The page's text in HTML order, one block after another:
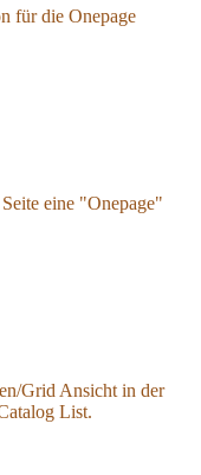
für die Onepage
eine "Onepage"
Grid Ansicht in der
List.